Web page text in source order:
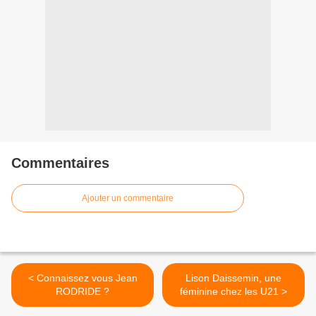
Commentaires
Ajouter un commentaire
< Connaissez vous Jean
RODRIDE ?
Lison Daissemin, une
féminine chez les U21 >